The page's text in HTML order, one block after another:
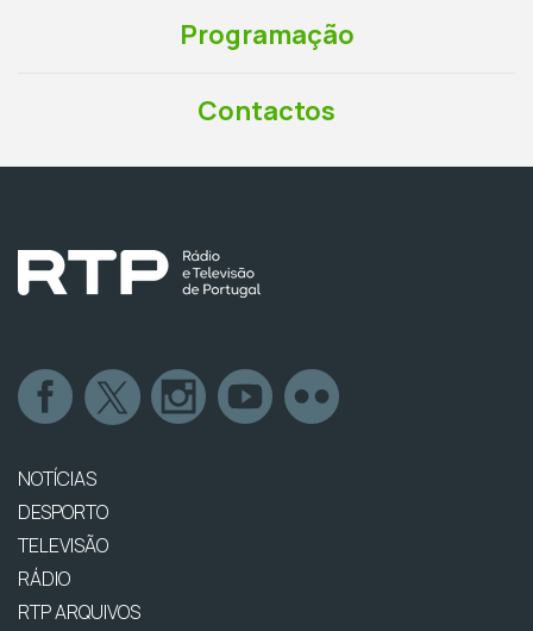
Programação
Contactos
NOTÍCIAS
DESPORTO
TELEVISÃO
RÁDIO
RTP ARQUIVOS